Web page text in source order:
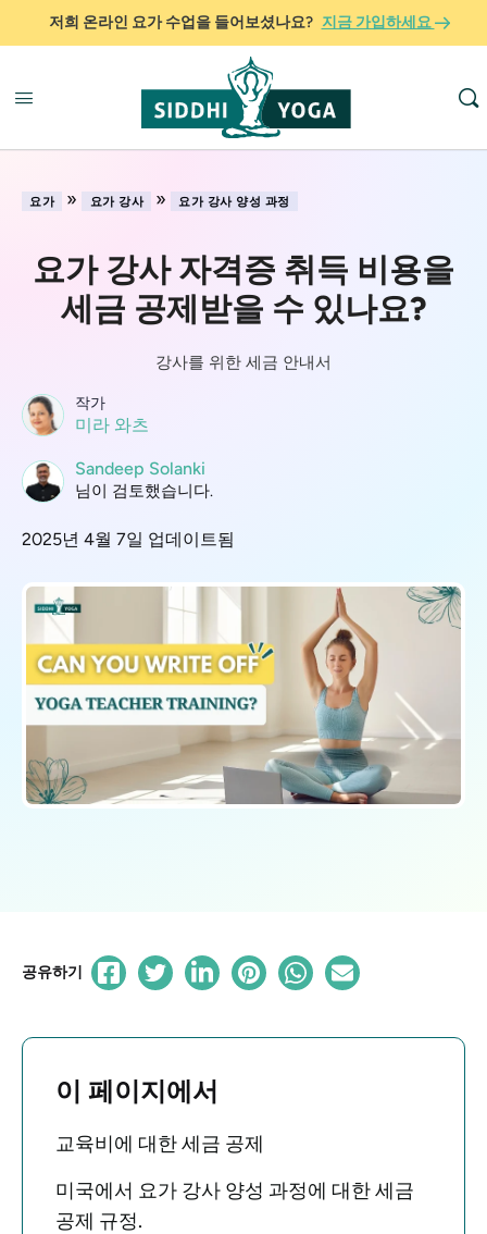
저희 온라인 요가 수업을 들어보셨나요? 지금 가입하세요
요가 » 요가 강사 » 요가 강사 양성 과정
요가 강사 자격증 취득 비용을
세금 공제받을 수 있나요?
강사를 위한 세금 안내서
작가
미라 와츠
Sandeep Solanki
님이 검토했습니다.
2025년 4월 7일 업데이트됨
공유하기
이 페이지에서
교육비에 대한 세금 공제
미국에서 요가 강사 양성 과정에 대한 세금
공제 규정.